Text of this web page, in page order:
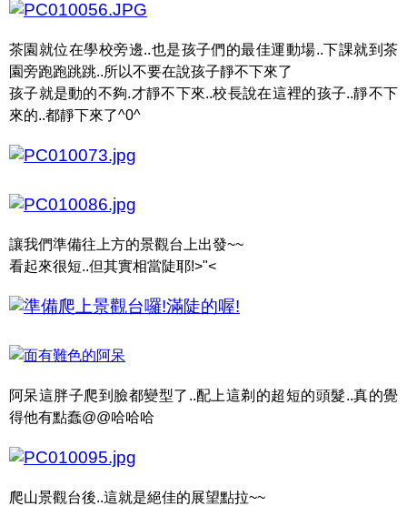
茶園就位在學校旁邊..也是孩子們的最佳運動場..下課就到茶
園旁跑跑跳跳..所以不要在說孩子靜不下來了
孩子就是動的不夠.才靜不下來..校長說在這裡的孩子..靜不下
來的..都靜下來了^0^
讓我們準備往上方的景觀台上出發~~
看起來很短..但其實相當陡耶!>"<
阿呆這胖子爬到臉都變型了..配上這剃的超短的頭髮..真的覺
得他有點蠢@@哈哈哈
爬山景觀台後..這就是絕佳的展望點拉~~